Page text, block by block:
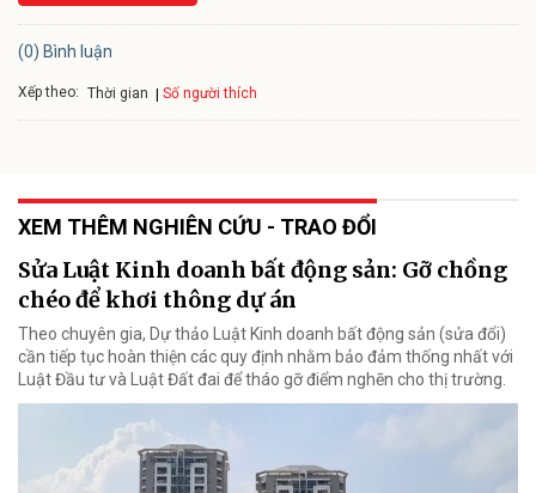
(0) Bình luận
Xếp theo: Thời gian Số người thích
XEM THÊM NGHIÊN CỨU - TRAO ĐỔI
Sửa Luật Kinh doanh bất động sản: Gỡ chồng
chéo để khơi thông dự án
Theo chuyên gia, Dự thảo Luật Kinh doanh bất động sản (sửa đổi)
cần tiếp tục hoàn thiện các quy định nhằm bảo đảm thống nhất với
Luật Đầu tư và Luật Đất đai để tháo gỡ điểm nghẽn cho thị trường.